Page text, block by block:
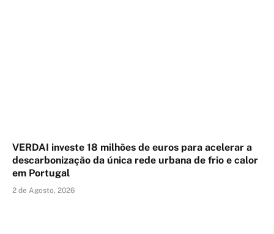
VERDAI investe 18 milhões de euros para acelerar a
descarbonização da única rede urbana de frio e calor
em Portugal
2 de Agosto, 2026